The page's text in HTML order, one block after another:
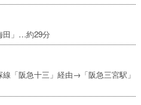
田」…約29分
「阪急十三」経由→「阪急三宮駅」